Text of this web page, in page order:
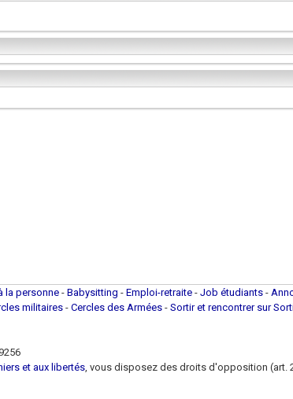
la personne- Babysitting - Emploi-retraite - Job étudiants -
militaires- Cercles des Armées - Sortir et rencontrer sur
et aux libertés, vous disposez des droits d'opposition (art.